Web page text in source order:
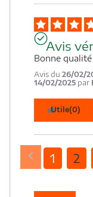
Avis
Bonne
Avis du 26/02/
14/02/2025 par
Utile(0)
1 2